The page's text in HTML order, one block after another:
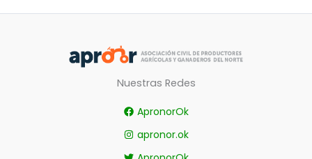
Nuestras Redes
ApronorOk
apronor.ok